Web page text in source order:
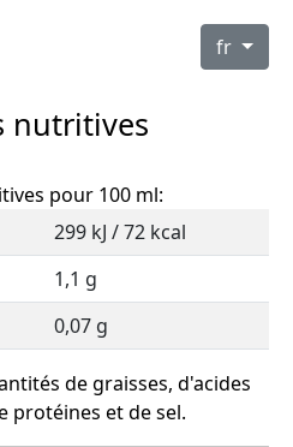
fr
nutritives
pour 100 ml:
299 kJ / 72 kcal
1,1 g
0,07 g
de graisses, d'acides
protéines et de sel.